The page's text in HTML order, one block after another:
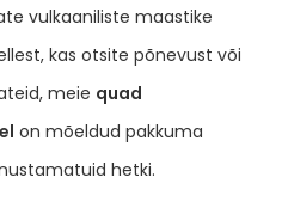
vulkaaniliste maastike
kas otsite põnevust või
meie quad
on mõeldud pakkuma
hetki.